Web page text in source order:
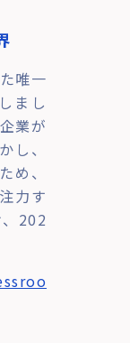
唯一
まし
業が
し、
め、
力す
202